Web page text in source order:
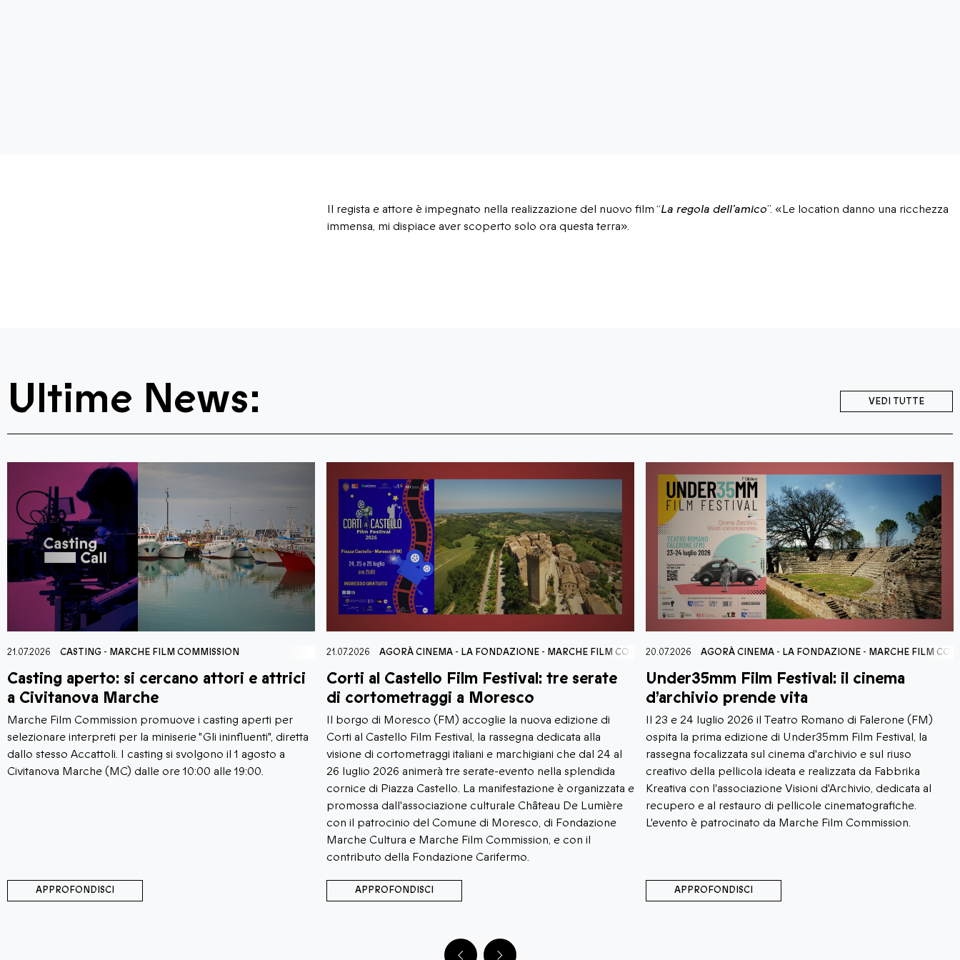
Il regista e attore è impegnato nella realizzazione del nuovo film “La regola dell’amico”. «Le location danno una ricchezza
immensa, mi dispiace aver scoperto solo ora questa terra».
Ultime News: VEDI TUTTE
21.07.2026 AGORÀ CINEMA -LA FONDAZIONE MARCHE FILM COMMISSION
Corti al Castello Film Festival: tre serate
di cortometraggi a Moresco
Il borgo di Moresco (FM) accoglie la nuova edizione di
Corti al Castello Film Festival, la rassegna dedicata alla
visione di cortometraggi italiani e marchigiani che dal 24 al
26 luglio 2026 animerà tre serate-evento nella splendida
cornice di Piazza Castello. La manifestazione è organizzata e
APPROFONDISCI
20.07.2026 AGORÀ CINEMA -LA FONDAZIONE-MARCHE FILM COMMISSION
Under35mm Film Festival: il cinema
d’archivio prende vita
Il 23 e 24 luglio 2026 il Teatro Romano di Falerone (FM)
ospita la prima edizione di Under35mm Film Festival, la
rassegna focalizzata sul cinema d'archivio e sul riuso
creativo della pellicola ideata e realizzata da Fabbrika
Kreativa con l'associazione Visioni d'Archivio, dedicata al
recupero e al restauro di pellicole cinematografiche.
L'evento è patrocinato da Marche Film Commission.
APPROFONDISCI
15.07.2026 AGORÀ CINEMA-MARCHE FILM COMMISSION
Monte Giberto ospita “Cinevenerdì
all’aperto”
Inizia il 17 luglio la rassegna di cinema all'aperto a Monte
Giberto (FM), realizzata con il patrocinio di Marche Film
Commission. L'appuntamento si inserisce nel panorama
delle attività volte alla diffusione della cultura
cinematografica e alla valorizzazione del territorio
attraverso il mezzo audiovisivo.
APPROFONDISCI